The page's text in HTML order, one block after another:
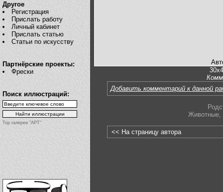
Другое
Регистрация
Прислать работу
Личный кабинет
Прислать статью
Статьи по искусству
Партнёрские проекты:
Фрески
Поиск иллюстраций:
Top галереи "АРТ"
Добавить комментарий к данной
Животные,
<< На страницу автора